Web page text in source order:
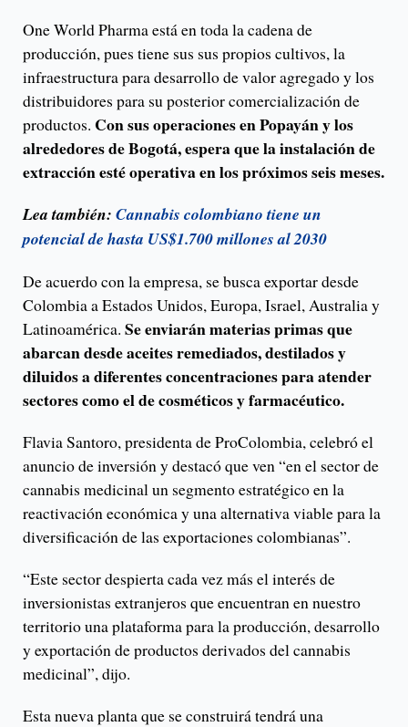
One World Pharma está en toda la cadena de
producción, pues tiene sus sus propios cultivos, la
infraestructura para desarrollo de valor agregado y los
distribuidores para su posterior comercialización de
productos. Con sus operaciones en Popayán y los
alrededores de Bogotá, espera que la instalación de
extracción esté operativa en los próximos seis meses.
Lea también: Cannabis colombiano tiene un
potencial de hasta US$1.700 millones al 2030
De acuerdo con la empresa, se busca exportar desde
Colombia a Estados Unidos, Europa, Israel, Australia y
Latinoamérica. Se enviarán materias primas que
abarcan desde aceites remediados, destilados y
diluidos a diferentes concentraciones para atender
sectores como el de cosméticos y farmacéutico.
Flavia Santoro, presidenta de ProColombia, celebró el
anuncio de inversión y destacó que ven “en el sector de
cannabis medicinal un segmento estratégico en la
reactivación económica y una alternativa viable para la
diversificación de las exportaciones colombianas”.
“Este sector despierta cada vez más el interés de
inversionistas extranjeros que encuentran en nuestro
territorio una plataforma para la producción, desarrollo
y exportación de productos derivados del cannabis
medicinal”, dijo.
Esta nueva planta que se construirá tendrá una